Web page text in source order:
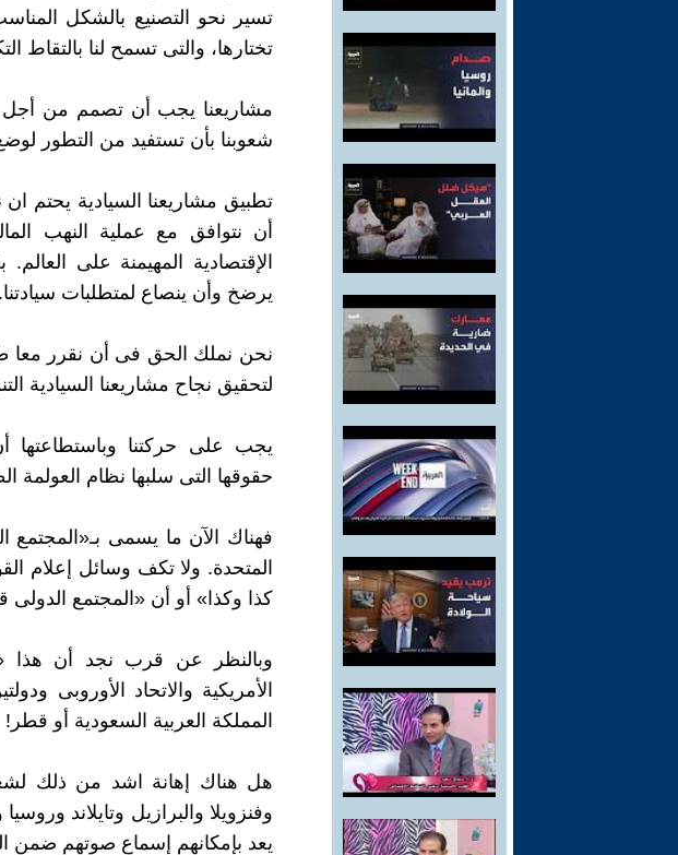
تسير نحو التصنيع بالشكل
تختارها، والتى تسمح لنا بالتقاط
مشاريعنا يجب أن تصمم من أجل
شعوبنا بأن تستفيد من التطور
تطبيق مشاريعنا السيادية يحتم
أن نتوافق مع عملية النهب
الإقتصادية المهيمنة على
يرضخ وأن ينصاع لمتطلبات سيادتنا.
نحن نملك الحق فى أن نقرر معا
لتحقيق نجاح مشاريعنا السيادية
يجب على حركتنا وباستطاعتها
حقوقها التى سلبها نظام العولمة
فهناك الآن ما يسمى
المتحدة. ولا تكف وسائل إعلام
كذا وكذا» أو أن «المجتمع
وبالنظر عن قرب نجد أن هذا
الأمريكية والاتحاد الأوروبى
المملكة العربية السعودية أو قطر!
هل هناك إهانة اشد من ذلك
وفنزويلا والبرازيل وتايلاند
يعد بإمكانهم إسماع صوتهم ضمن